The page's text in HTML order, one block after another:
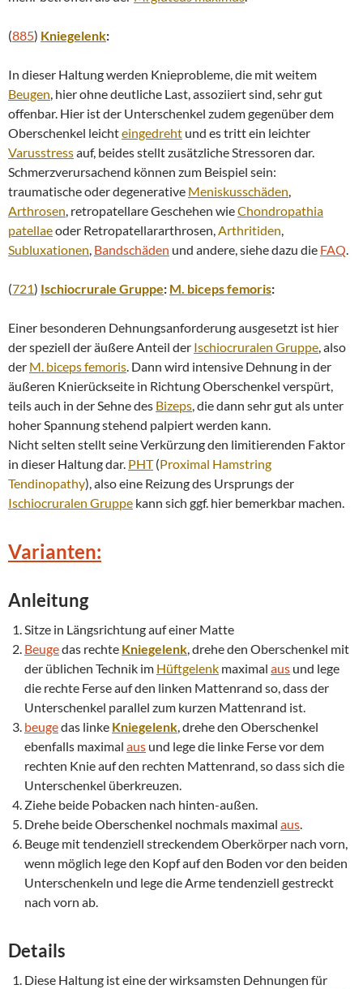
(885) Kniegelenk:
In dieser Haltung werden Knieprobleme, die mit weitem
Beugen, hier ohne deutliche Last, assoziiert sind, sehr gut
offenbar. Hier ist der Unterschenkel zudem gegenüber dem
Oberschenkel leichteingedreht und es tritt ein leichter
Varusstressauf, beides stellt zusätzliche Stressoren dar.
Schmerzverursachend können zum Beispiel sein:
traumatische oder degenerative Meniskusschäden,
Arthrosen, retropatellare Geschehen wieChondropathia
patellaeoder Retropatellararthrosen,Arthritiden,
Subluxationen, Bandschäden und andere, siehe dazu die FAQ.
(721) Ischiocrurale Gruppe: M. biceps femoris:
Einer besonderen Dehnungsanforderung ausgesetzt ist hier
der speziell der äußere Anteil der Ischiocruralen Gruppe, also
der M. biceps femoris. Dann wird intensive Dehnung in der
äußeren Knierückseite in Richtung Oberschenkel verspürt,
teils auch in der Sehne des Bizeps, die dann sehr gut als unter
hoher Spannung stehend palpiert werden kann.
Nicht selten stellt seine Verkürzung den limitierenden Faktor
in dieser Haltung dar. PHT(Proximal Hamstring
Tendinopathy), also eine Reizung des Ursprungs der
Ischiocruralen Gruppe kann sich ggf. hier bemerkbar machen.
Varianten:
Anleitung
Sitze in Längsrichtung auf einer Matte
Beugedas rechte Kniegelenk, drehe den Oberschenkel mit
der üblichen Technik im Hüftgelenk maximal aus und lege
die rechte Ferse auf den linken Mattenrand so, dass der
Unterschenkel parallel zum kurzen Mattenrand ist.
beugedas linke Kniegelenk, drehe den Oberschenkel
ebenfalls maximal aus und lege die linke Ferse vor dem
rechten Knie auf den rechten Mattenrand, so dass sich die
Unterschenkel überkreuzen.
Ziehe beide Pobacken nach hinten-außen.
Drehe beide Oberschenkel nochmals maximal aus.
Beuge mit tendenziell streckendem Oberkörper nach vorn,
wenn möglich lege den Kopf auf den Boden vor den beiden
Unterschenkeln und lege die Arme tendenziell gestreckt
nach vorn ab.
Details
Diese Haltung ist eine der wirksamsten Dehnungen für